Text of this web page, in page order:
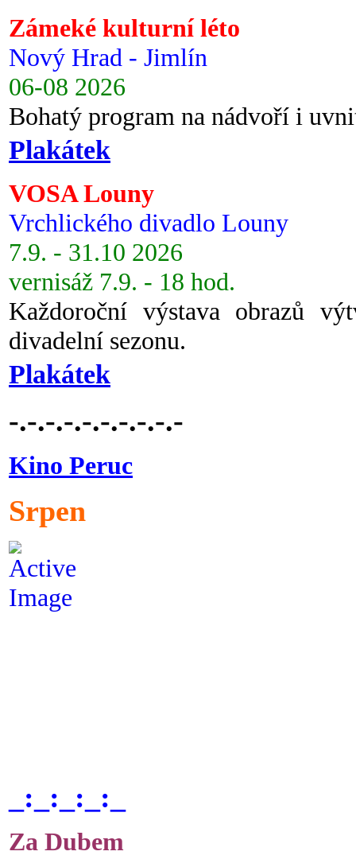
Zámeké kulturní léto
Nový Hrad - Jimlín
06-08 2026
Bohatý program na nádvoří i
Plakátek
VOSA Louny
Vrchlického divadlo Louny
7.9. - 31.10 2026
vernisáž 7.9. - 18 hod.
Každoroční výstava obrazů
divadelní sezonu.
Plakátek
-.-.-.-.-.-.-.-.-.-
Kino Peruc
Srpen
_:_:_:_:_
Za Dubem